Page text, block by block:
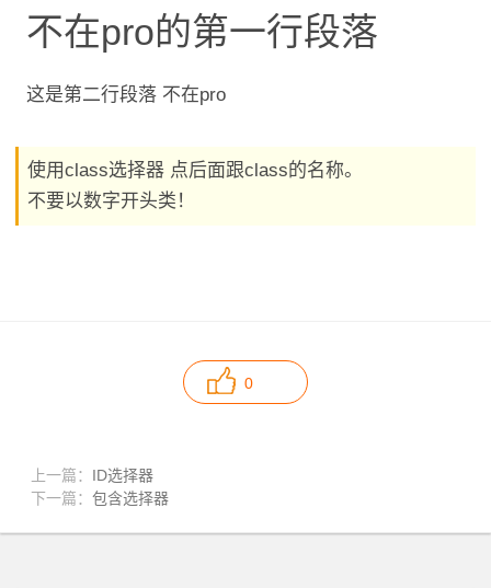
不在pro的第一行段落
这是第二行段落 不在pro
使用class选择器 点后面跟class的名称。
不要以数字开头类！
0
上一篇： ID选择器
下一篇： 包含选择器